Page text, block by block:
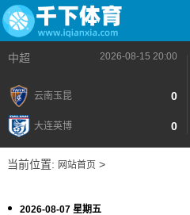
中超 2026-08-15 20:00
云南玉昆 0
大连英博 0
当前位置: 网站首页>
2026-08-07 星期五